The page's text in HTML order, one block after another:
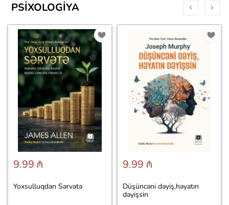
PSIXOLOGIYA
9.99 ₼
Yoxsulluqdan Sərvətə
9.99 ₼
Düşüncəni dəyiş,həyatın
dəyişsin